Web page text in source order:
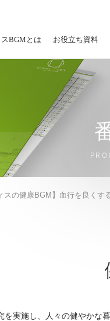
BGMとは お役立ち資料
スの健康BGM】血行を良くす
を実施し、人々の健やかな